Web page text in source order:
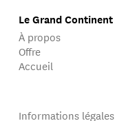
Le Grand Continent
À propos
Offre
Accueil
Informations légales